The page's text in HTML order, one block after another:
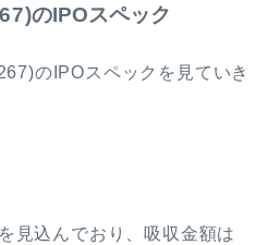
のIPOスペック
のIPOスペックを見ていき
見込んでおり、吸収金額は